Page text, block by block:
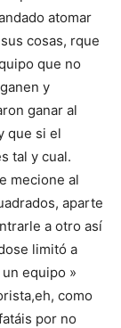
atomar
cosas, rque
que no
y
ganar al
que si el
tal y cual.
mecione al
aparte
a otro así
limitó a
equipo »
como
por no